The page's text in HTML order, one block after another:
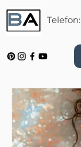
Telefon: